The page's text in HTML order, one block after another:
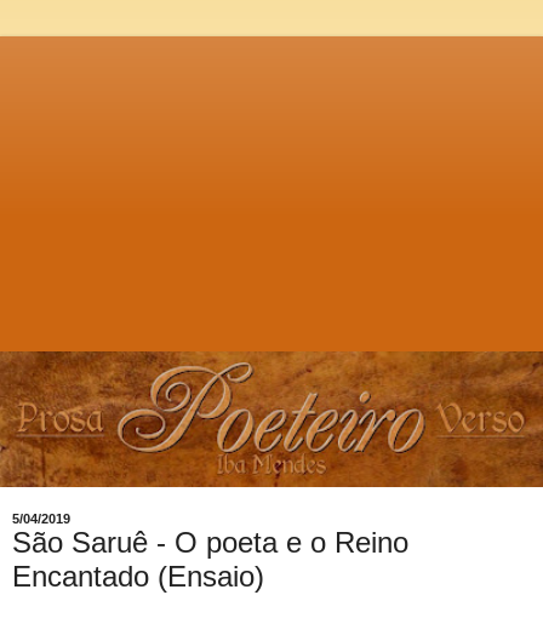
5/04/2019
São Saruê - O poeta e o Reino
Encantado (Ensaio)